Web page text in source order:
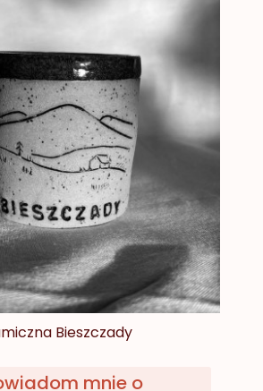
Bieszczady
mnie o